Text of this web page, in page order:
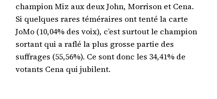
champion Miz aux deux John, Morrison et Cena.
Si quelques rares téméraires ont tenté la carte
JoMo (10,04% des voix), c’est surtout le champion
sortant qui a raflé la plus grosse partie des
suffrages (55,56%). Ce sont donc les 34,41% de
votants Cena qui jubilent.